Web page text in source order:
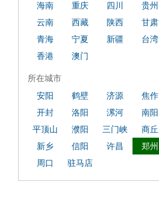
海南
重庆 四川
贵州
云南
西藏 陕西
甘肃
青海
宁夏 新疆
台湾
香港
澳门
所在城市
安阳
鹤壁 济源
焦作
开封
洛阳 漯河
南阳
平顶山
濮阳 三门峡
商丘
新乡
信阳 许昌
郑州
周口
驻马店